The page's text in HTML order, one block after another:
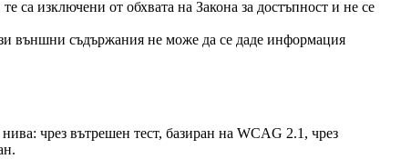
са изключени от обхвата на Закона за достъпност и не се
външни съдържания не може да се даде информация
чрез вътрешен тест, базиран на WCAG 2.1, чрез